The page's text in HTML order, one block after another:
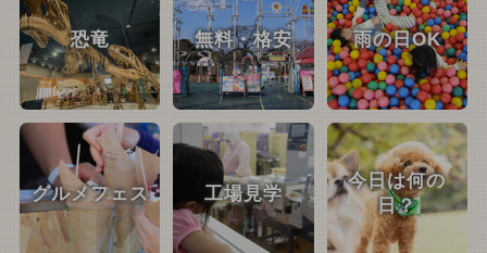
恐竜 無料・格安 雨の日OK
グルメフェス 工場見学
今日は何の
日？